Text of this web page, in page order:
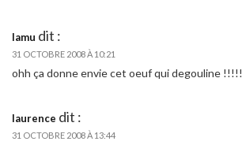
lamu dit :
31 OCTOBRE 2008 À 10:21
ohh ça donne envie cet oeuf qui degouline
laurence dit :
31 OCTOBRE 2008 À 13:44